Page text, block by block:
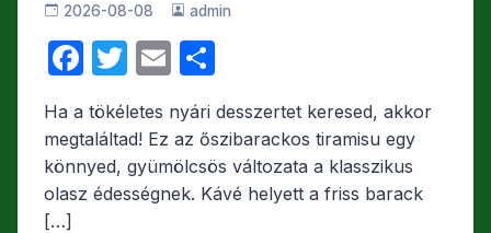
2026-08-08 admin
F
c
e
b
T
itt
er
E
ail s
z
a
Ha a tökéletes nyári desszertet keresed, akkor
megtaláltad! Ez az őszibarackos tiramisu egy
könnyed, gyümölcsös változata a klasszikus
olasz édességnek. Kávé helyett a friss barack
[…]